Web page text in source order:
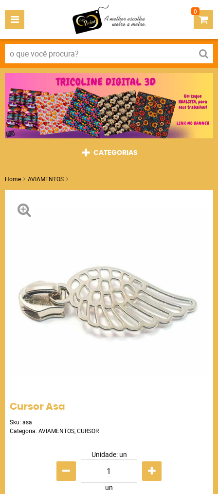
0
CATEGORIAS
Home AVIAMENTOS
Cursor Asa
Sku: asa
Categoria: AVIAMENTOS CURSOR
Unidade: un
un